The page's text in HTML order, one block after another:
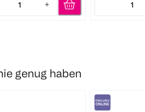
1
1
1
Quantity: 1
genug haben